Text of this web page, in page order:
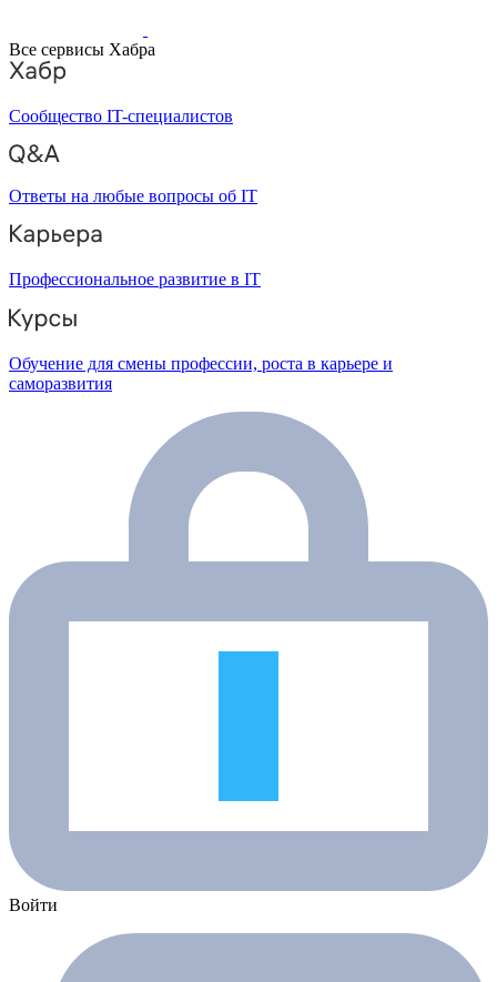
Все сервисы Хабра
Сообщество IT-специалистов
Ответы на любые вопросы об IT
Профессиональное развитие в IT
Обучение для смены профессии, роста в карьере и
саморазвития
Войти